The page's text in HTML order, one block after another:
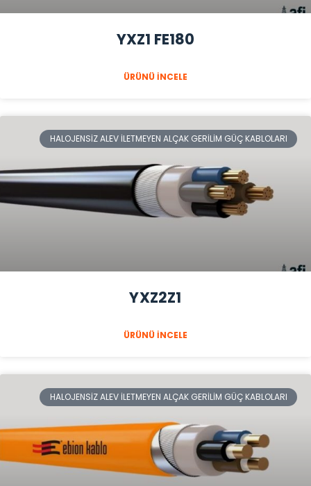
YXZ1 FE180
ÜRÜNÜ İNCELE
HALOJENSIZ ALEV İLETMEYEN ALÇAK GERILIM GÜÇ KABLOLARI
YXZ2Z1
ÜRÜNÜ İNCELE
HALOJENSIZ ALEV İLETMEYEN ALÇAK GERILIM GÜÇ KABLOLARI